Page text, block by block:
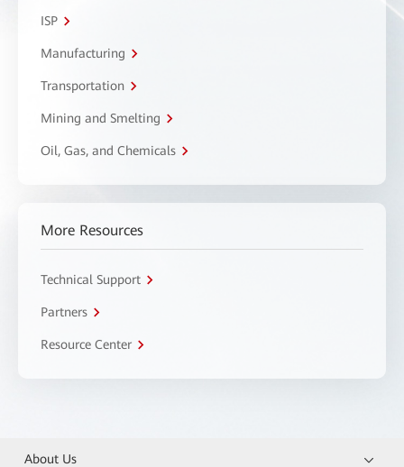
ISP
Manufacturing
Transportation
Mining and Smelting
Oil, Gas, and Chemicals
More Resources
Technical Support
Partners
Resource Center
About Us